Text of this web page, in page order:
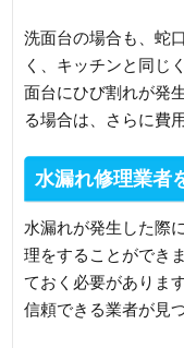
洗面台の場合も、蛇
く、キッチンと同じ
面台にひび割れが発
る場合は、さらに費
水漏れ修理業者
水漏れが発生した際
理をすることができ
ておく必要がありま
信頼できる業者が見